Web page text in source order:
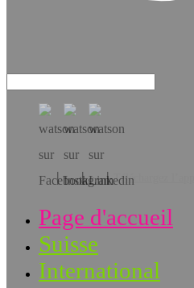
Téléchargez l’app!
Page d'accueil
Suisse
International